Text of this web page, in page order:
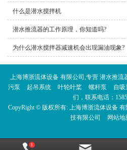
什么是潜水搅拌机
潜水推流器的工作原理，你知道吗?
为什么潜水搅拌器减速机会出现漏油现象?
上海博浙流体设备 有限公司,专营 潜水推流
污泵
起吊系统 叶轮叶桨 螺杆泵 自吸
们，联系电话：
CopyRight © 版权所有: 上海博浙流体设备 有
技有限公司
网站地